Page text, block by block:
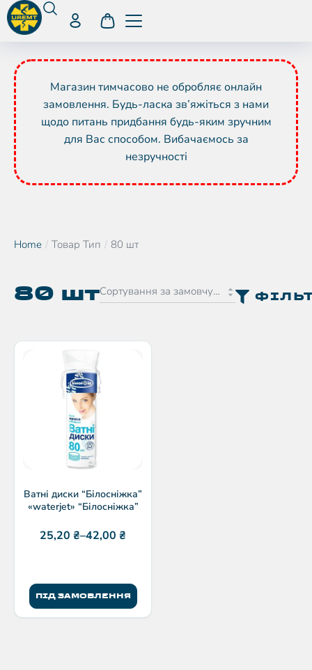
Магазин тимчасово не обробляє онлайн
замовлення. Будь-ласка зв’яжіться з нами
щодо питань придбання будь-яким зручним
для Вас способом. Вибачаємось за
незручності
You are here:
Home Товар Тип 80 шт
80 шт
Ватні диски “Білосніжка”
«waterjet» “Білосніжка”
25,20 ₴–42,00 ₴
ПІД ЗАМОВЛЕННЯ